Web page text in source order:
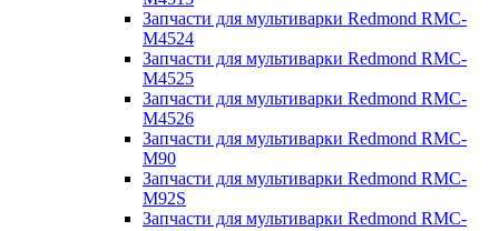
Запчасти для мультиварки Redmond RMC-
M4524
Запчасти для мультиварки Redmond RMC-
M4525
Запчасти для мультиварки Redmond RMC-
M4526
Запчасти для мультиварки Redmond RMC-
M90
Запчасти для мультиварки Redmond RMC-
M92S
Запчасти для мультиварки Redmond RMC-